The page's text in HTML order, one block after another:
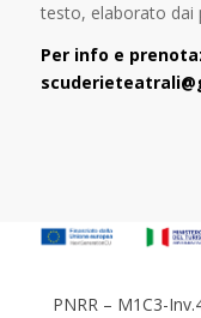
testo, elaborato dai
Per info e
PNRR – M1C3-